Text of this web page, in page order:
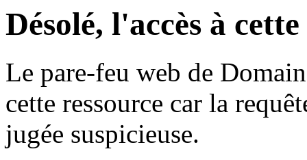
Désolé, l'accès à
Le pare-feu web de
cette ressource car la
jugée suspicieuse.